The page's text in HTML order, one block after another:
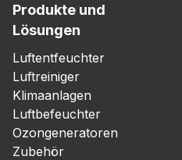
Produkte und
Lösungen
Luftentfeuchter
Luftreiniger
Klimaanlagen
Luftbefeuchter
Ozongeneratoren
Zubehör